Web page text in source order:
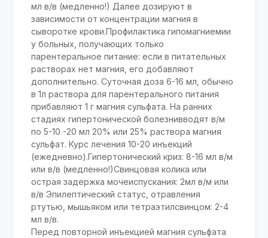
мл в/в (медленно!) Далее дозируют в
зависимости от концентрации магния в
сыворотке крови.Профилактика гипомагниемии
у больных, получающих только
парентеральное питание: если в питательных
растворах нет магния, его добавляют
дополнительно. Суточная доза 6-16 мл, обычно
в 1л раствора для парентерального питания
прибавляют 1 г магния сульфата. На ранних
стадиях гипертонической болезнивводят в/м
по 5-10 -20 мл 20% или 25% раствора магния
сульфат. Курс лечения 10-20 инъекций
(ежедневно).Гипертонический криз: 8-16 мл в/м
или в/в (медленно!)Свинцовая колика или
острая задержка мочеиспускания: 2мл в/м или
в/в Эпилептический статус, отравления
ртутью, мышьяком или тетраэтилсвинцом: 2-4
мл в/в.
Перед повторной инъекцией магния сульфата